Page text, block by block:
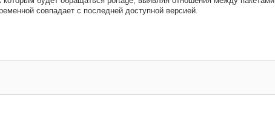
совпадает с последней доступной версией.